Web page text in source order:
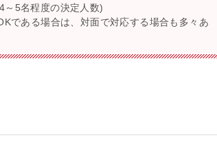
～5名程度の決定人数)
である場合は、対面で対応する場合も多々あ